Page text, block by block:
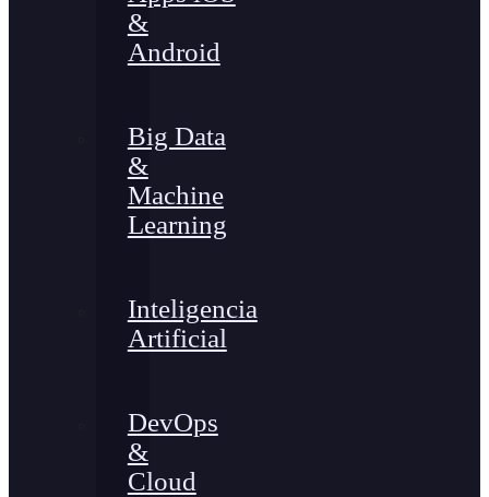
&
Android
Big Data
&
Machine
Learning
Inteligencia
Artificial
DevOps
&
Cloud